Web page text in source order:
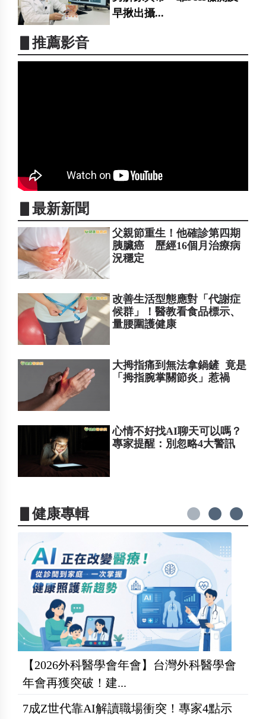
早揪出攝...
▋推薦影音
▋最新新聞
父親節重生！他確診第四期
胰臟癌 歷經16個月治療病
況穩定
改善生活型態應對「代謝症
候群」！醫教看食品標示、
量腰圍護健康
大拇指痛到無法拿鍋鏟 竟是
「拇指腕掌關節炎」惹禍
心情不好找AI聊天可以嗎？
專家提醒：別忽略4大警訊
▋健康專輯
【2026外科醫學會年會】台灣外科醫學會
年會再獲突破！建...
7成Z世代靠AI解讀職場衝突！專家4點示